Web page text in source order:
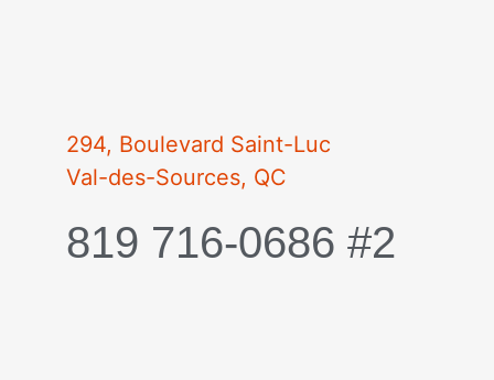
294, Boulevard Saint-Luc
Val-des-Sources, QC
819 716-0686 #2